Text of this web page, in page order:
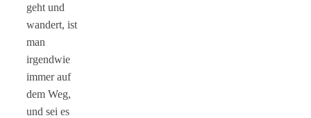
geht und
wandert, ist
man
irgendwie
immer auf
dem Weg,
und sei es